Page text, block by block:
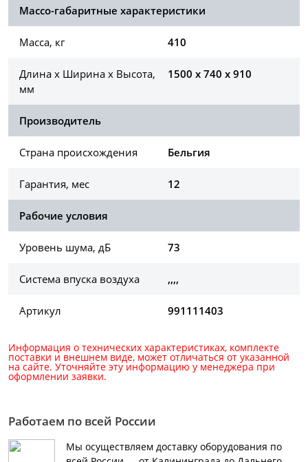
Массо-габаритные характеристики
Масса, кг 410
Длина х Ширина х Высота,
мм
1500 x 740 x 910
Производитель
Страна происхождения Бельгия
Гарантия, мес 12
Рабочие условия
Уровень шума, дБ 73
Система впуска воздуха ,,,,
Артикул 991111403
Информация о технических характеристиках, комплекте
поставки и внешнем виде, может отличаться от указанной
на сайте. Уточняйте эту информацию у менеджера при
оформлении заявки.
Работаем по всей России
Мы осуществляем доставку оборудования по